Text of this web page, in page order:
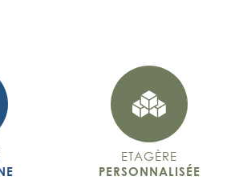
ETAGÈRE
PERSONNALISÉE